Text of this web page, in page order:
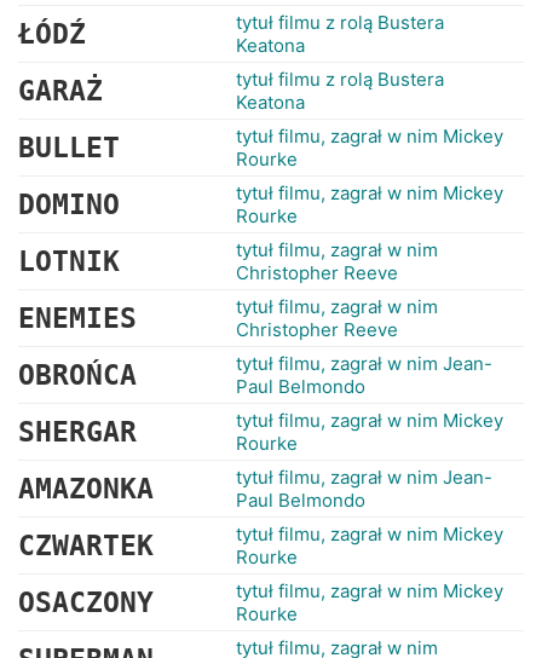
ŁÓDŹ
tytuł filmu z rolą Bustera
Keatona
GARAŻ
tytuł filmu z rolą Bustera
Keatona
BULLET
tytuł filmu, zagrał w nim Mickey
Rourke
DOMINO
tytuł filmu, zagrał w nim Mickey
Rourke
LOTNIK
tytuł filmu, zagrał w nim
Christopher Reeve
ENEMIES
tytuł filmu, zagrał w nim
Christopher Reeve
OBROŃCA
tytuł filmu, zagrał w nim Jean-
Paul Belmondo
SHERGAR
tytuł filmu, zagrał w nim Mickey
Rourke
AMAZONKA
tytuł filmu, zagrał w nim Jean-
Paul Belmondo
CZWARTEK
tytuł filmu, zagrał w nim Mickey
Rourke
OSACZONY
tytuł filmu, zagrał w nim Mickey
Rourke
tytuł filmu, zagrał w nim